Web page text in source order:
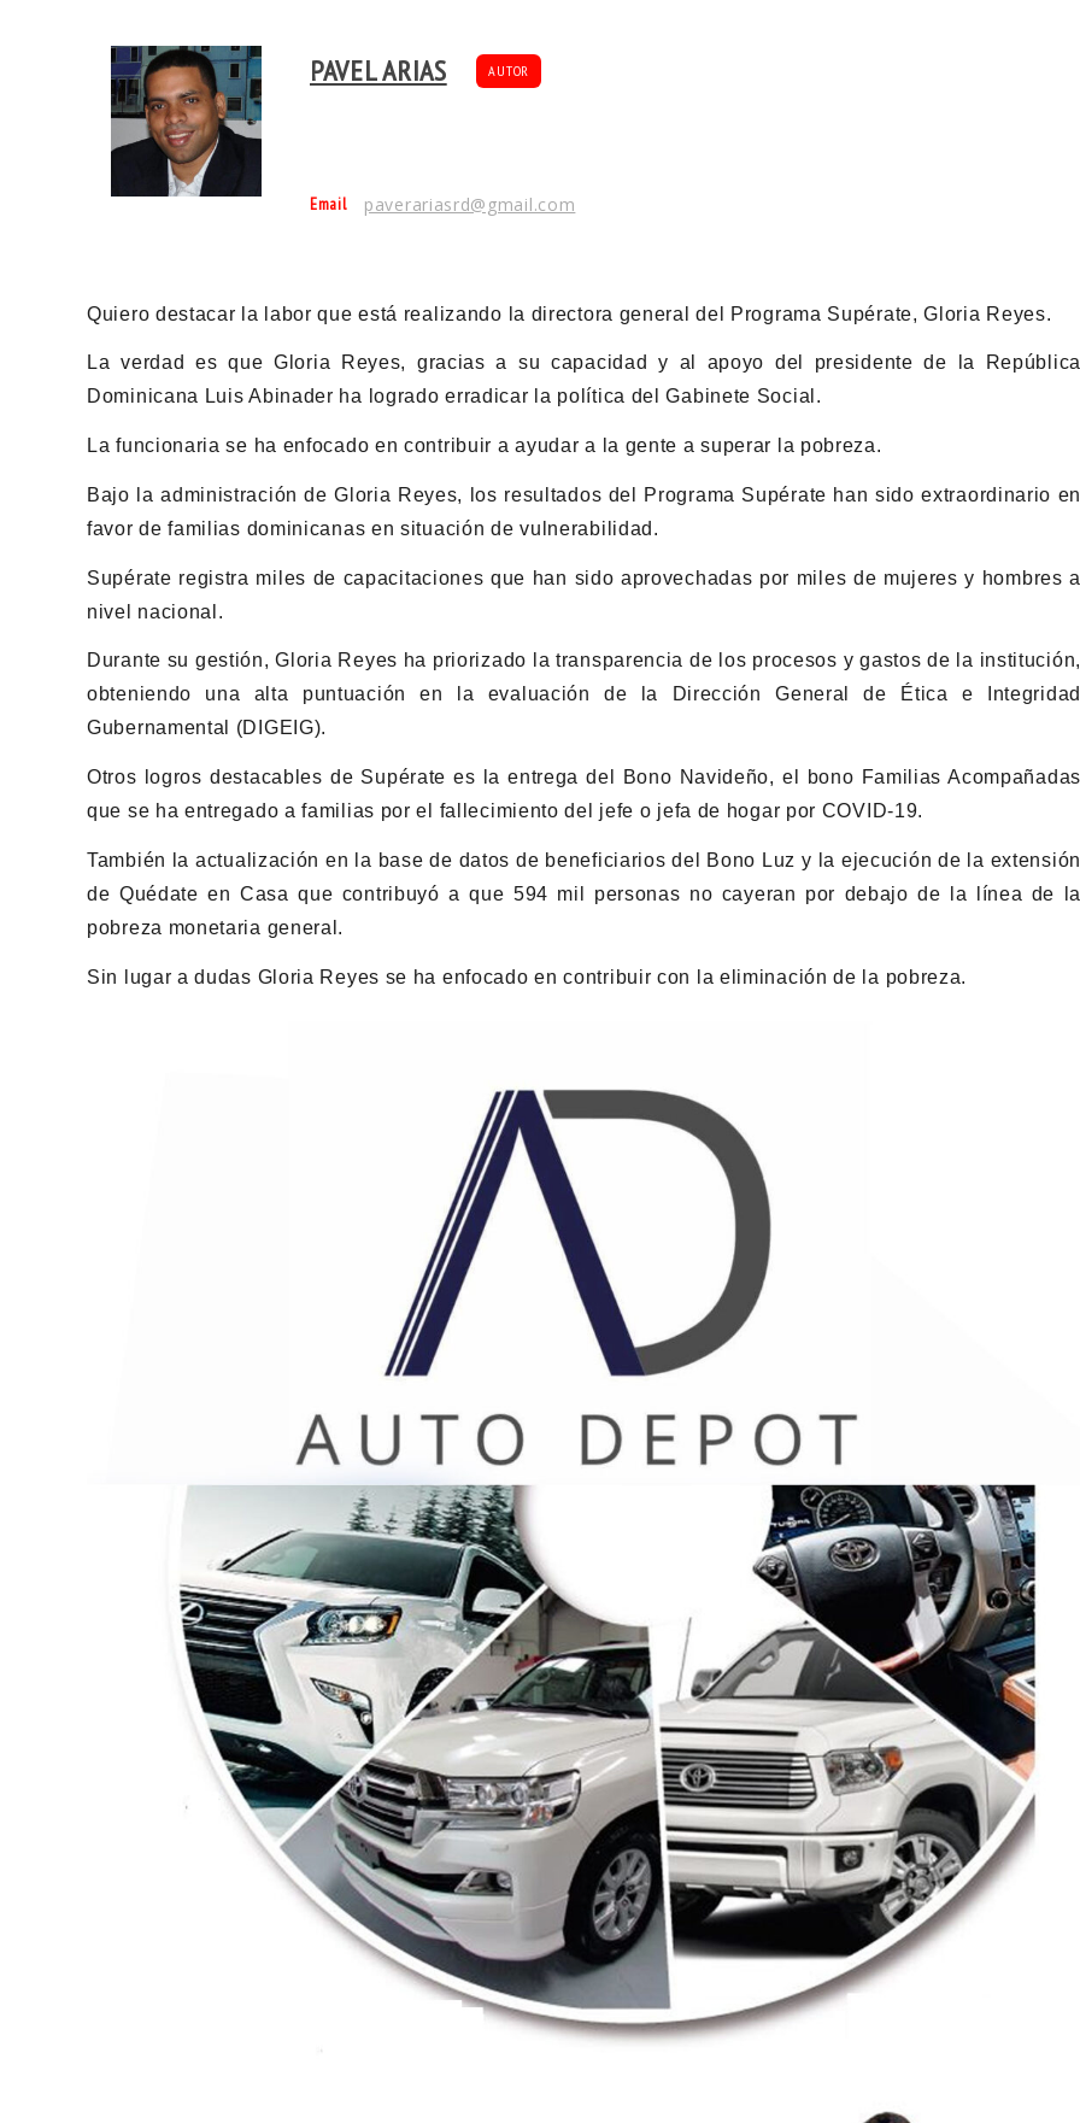
PAVEL ARIAS AUTOR
Email paverariasrd@gmail.com
Quiero destacar la labor que está realizando la directora general del Programa Supérate, Gloria Reyes.
La verdad es que Gloria Reyes, gracias a su capacidad y al apoyo del presidente de la República
Dominicana Luis Abinader ha logrado erradicar la política del Gabinete Social.
La funcionaria se ha enfocado en contribuir a ayudar a la gente a superar la pobreza.
Bajo la administración de Gloria Reyes, los resultados del Programa Supérate han sido extraordinario en
favor de familias dominicanas en situación de vulnerabilidad.
Supérate registra miles de capacitaciones que han sido aprovechadas por miles de mujeres y hombres a
nivel nacional.
Durante su gestión, Gloria Reyes ha priorizado la transparencia de los procesos y gastos de la institución,
obteniendo una alta puntuación en la evaluación de la Dirección General de Ética e Integridad
Gubernamental (DIGEIG).
Otros logros destacables de Supérate es la entrega del Bono Navideño, el bono Familias Acompañadas
que se ha entregado a familias por el fallecimiento del jefe o jefa de hogar por COVID-19.
También la actualización en la base de datos de beneficiarios del Bono Luz y la ejecución de la extensión
de Quédate en Casa que contribuyó a que 594 mil personas no cayeran por debajo de la línea de la
pobreza monetaria general.
Sin lugar a dudas Gloria Reyes se ha enfocado en contribuir con la eliminación de la pobreza.